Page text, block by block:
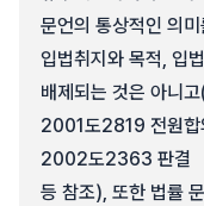
문언의 통상적인 의
입법취지와 목적, 입
배제되는 것은 아니
2001도2819 전원합
2002도2363 판결
등 참조), 또한 법률